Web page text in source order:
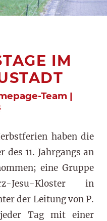
IM
Team |
haben die
des 11. Jahrgangs an
eine Gruppe
Jesu-Kloster in
der Leitung von P.
Tag mit einer